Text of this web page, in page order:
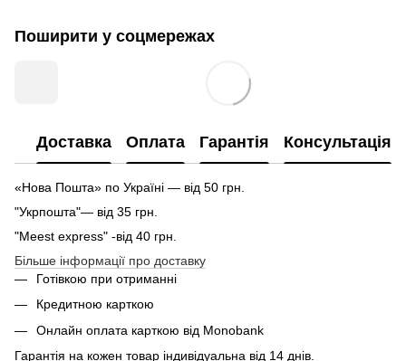
Поширити у соцмережах
Доставка Оплата Гарантія Консультація
«Нова Пошта» по Україні — від 50 грн.
"Укрпошта"— від 35 грн.
"Meest express" -від 40 грн.
Більше інформації про доставку
Готівкою при отриманні
Кредитною карткою
Онлайн оплата карткою від Monobank
Гарантія на кожен товар індивідуальна від 14 днів.